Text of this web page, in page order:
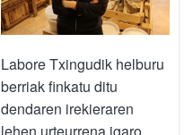
Labore Txingudik helburu
berriak finkatu ditu
dendaren irekieraren